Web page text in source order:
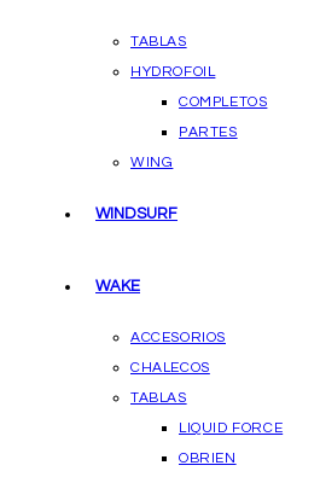
TABLAS
HYDROFOIL
COMPLETOS
PARTES
WING
WINDSURF
WAKE
ACCESORIOS
CHALECOS
TABLAS
LIQUID FORCE
OBRIEN